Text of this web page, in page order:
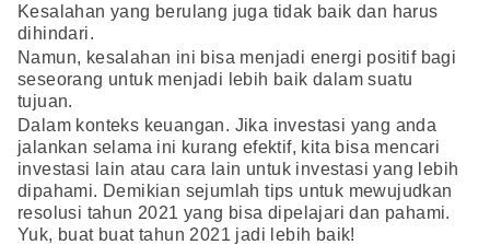
Kesalahan yang berulang juga tidak baik dan harus
dihindari.
Namun, kesalahan ini bisa menjadi energi positif bagi
seseorang untuk menjadi lebih baik dalam suatu
tujuan.
Dalam konteks keuangan. Jika investasi yang anda
jalankan selama ini kurang efektif, kita bisa mencari
investasi lain atau cara lain untuk investasi yang lebih
dipahami. Demikian sejumlah tips untuk mewujudkan
resolusi tahun 2021 yang bisa dipelajari dan pahami.
Yuk, buat buat tahun 2021 jadi lebih baik!